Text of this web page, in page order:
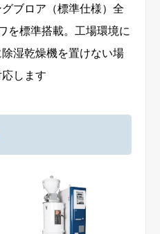
ブロア（標準仕様）全
を標準搭載。工場環境に
湿乾燥機を置けない場
します